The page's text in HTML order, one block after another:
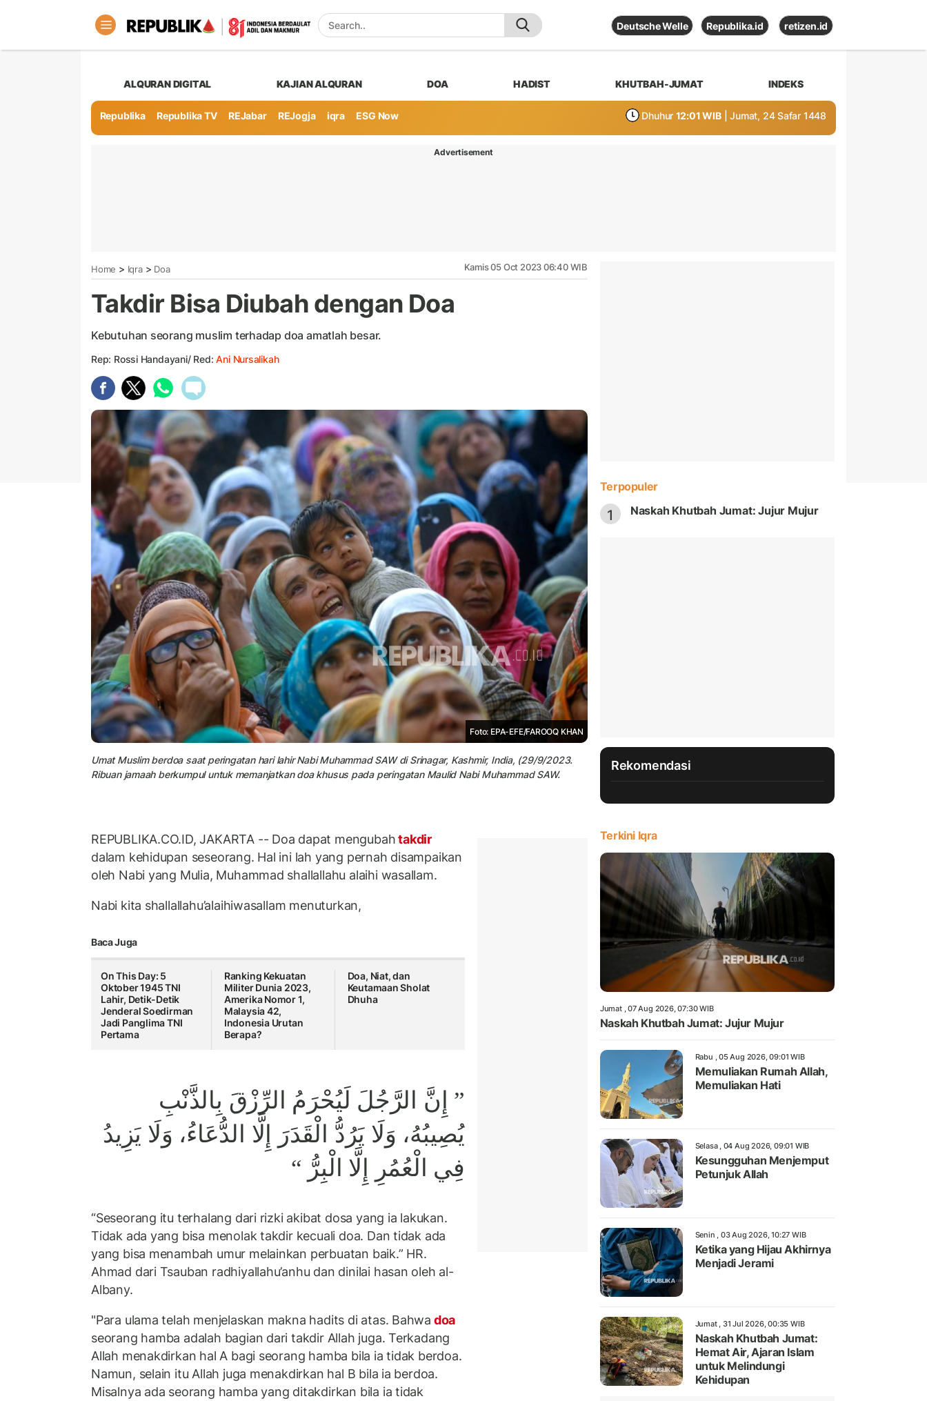
Deutsche Welle Republika.id retizen.id
ALQURAN DIGITAL KAJIAN ALQURAN DOA HADIST KHUTBAH-JUMAT INDEKS
Republika Republika TV REJabar REJogja iqra ESG Now Dhuhur 12:01 WIB | Jumat, 24 Safar 1448
Advertisement
Home > Iqra> Doa Kamis 05 Oct 2023 06:40 WIB
Takdir Bisa Diubah dengan Doa
Kebutuhan seorang muslim terhadap doa amatlah besar.
Rep: Rossi Handayani/ Red:Ani Nursalikah
Foto: EPA-EFE/FAROOQ KHAN
Umat Muslim berdoa saat peringatan hari lahir Nabi Muhammad SAW di Srinagar, Kashmir, India, (29/9/2023.
Ribuan jamaah berkumpul untuk memanjatkan doa khusus pada peringatan Maulid Nabi Muhammad SAW.
REPUBLIKA.CO.ID, JAKARTA -- Doa dapat mengubahtakdir
dalam kehidupan seseorang. Hal ini lah yang pernah disampaikan
oleh Nabi yang Mulia, Muhammad shallallahu alaihi wasallam.
Nabi kita shallallahu’alaihiwasallam menuturkan,
Baca Juga
On This Day: 5
Oktober 1945 TNI
Lahir, Detik-Detik
Jenderal Soedirman
Jadi Panglima TNI
Pertama
Ranking Kekuatan
Militer Dunia 2023,
Amerika Nomor 1,
Malaysia 42,
Indonesia Urutan
Berapa?
Doa, Niat, dan
Keutamaan Sholat
Dhuha
” إِنَّ الرَّجُلَ لَيُحْرَمُ الرِّزْقَ بِالذَّنْبِ
يُصِيبُهُ، وَلَا يَرُدُّ الْقَدَرَ إِلَّا الدُّعَاءُ، وَلَا يَزِيدُ
فِي الْعُمُرِ إِلَّا الْبِرُّ “
“Seseorang itu terhalang dari rizki akibat dosa yang ia lakukan.
Tidak ada yang bisa menolak takdir kecuali doa. Dan tidak ada
yang bisa menambah umur melainkan perbuatan baik.” HR.
Ahmad dari Tsauban radhiyallahu’anhu dan dinilai hasan oleh al-
Albany.
"Para ulama telah menjelaskan makna hadits di atas. Bahwa doa
seorang hamba adalah bagian dari takdir Allah juga. Terkadang
Allah menakdirkan hal A bagi seorang hamba bila ia tidak berdoa.
Namun, selain itu Allah juga menakdirkan hal B bila ia berdoa.
Misalnya ada seorang hamba yang ditakdirkan bila ia tidak
Terpopuler
1 Naskah Khutbah Jumat: Jujur Mujur
Rekomendasi
Terkini Iqra
Jumat , 07 Aug 2026, 07:30 WIB
Naskah Khutbah Jumat: Jujur Mujur
Rabu , 05 Aug 2026, 09:01 WIB
Memuliakan Rumah Allah,
Memuliakan Hati
Selasa , 04 Aug 2026, 09:01 WIB
Kesungguhan Menjemput
Petunjuk Allah
Senin , 03 Aug 2026, 10:27 WIB
Ketika yang Hijau Akhirnya
Menjadi Jerami
Jumat , 31 Jul 2026, 00:35 WIB
Naskah Khutbah Jumat:
Hemat Air, Ajaran Islam
untuk Melindungi
Kehidupan